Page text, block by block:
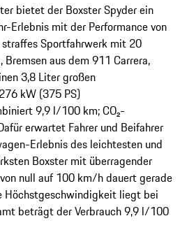
bietet der Boxster Spyder ein
Erlebnis mit der Performance von
Sportfahrwerk mit 20
aus dem 911 Carrera,
3,8 Liter großen
kW (375 PS)
9,9 l/100 km; CO₂-
erwartet Fahrer und Beifahrer
Erlebnis des leichtesten und
Boxster mit überragender
null auf 100 km/h dauert gerade
Höchstgeschwindigkeit liegt bei
beträgt der Verbrauch 9,9 l/100